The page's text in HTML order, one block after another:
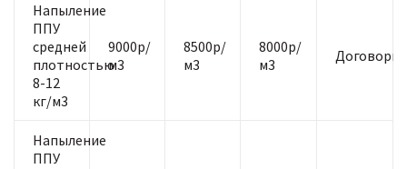
Напыление
ППУ
средней
плотностью
8-12
кг/м3
9000р/
м3
8500р/
м3
8000р/
м3
Напыление
ППУ